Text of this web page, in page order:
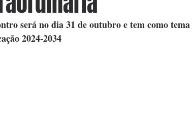
será no dia 31 de outubro e tem como
2024-2034